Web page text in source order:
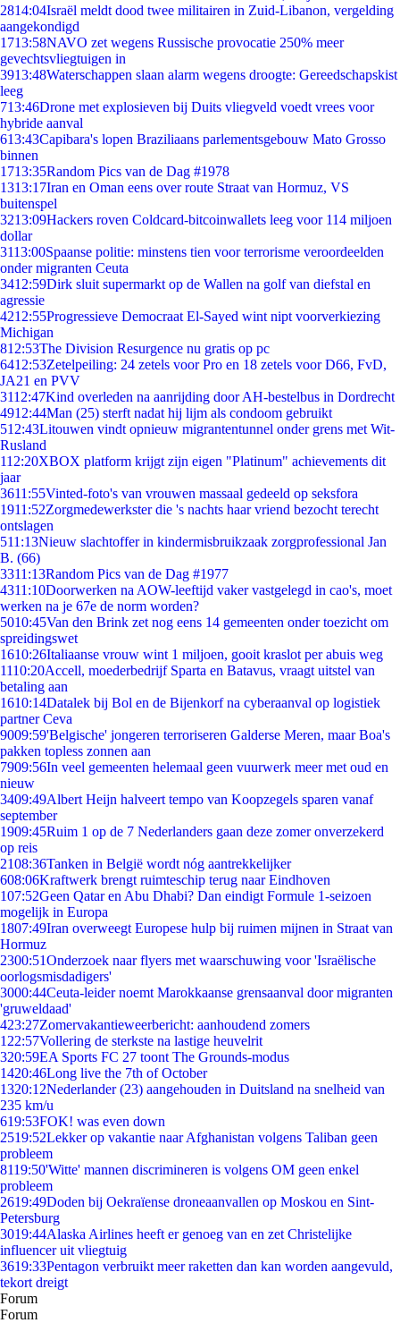
2814:04Israël meldt dood twee militairen in Zuid-Libanon, vergelding
aangekondigd
1713:58NAVO zet wegens Russische provocatie 250% meer
gevechtsvliegtuigen in
3913:48Waterschappen slaan alarm wegens droogte: Gereedschapskist
leeg
713:46Drone met explosieven bij Duits vliegveld voedt vrees voor
hybride aanval
613:43Capibara's lopen Braziliaans parlementsgebouw Mato Grosso
binnen
1713:35Random Pics van de Dag #1978
1313:17Iran en Oman eens over route Straat van Hormuz, VS
buitenspel
3213:09Hackers roven Coldcard-bitcoinwallets leeg voor 114 miljoen
dollar
3113:00Spaanse politie: minstens tien voor terrorisme veroordeelden
onder migranten Ceuta
3412:59Dirk sluit supermarkt op de Wallen na golf van diefstal en
agressie
4212:55Progressieve Democraat El-Sayed wint nipt voorverkiezing
Michigan
812:53The Division Resurgence nu gratis op pc
6412:53Zetelpeiling: 24 zetels voor Pro en 18 zetels voor D66, FvD,
JA21 en PVV
3112:47Kind overleden na aanrijding door AH-bestelbus in Dordrecht
4912:44Man (25) sterft nadat hij lijm als condoom gebruikt
512:43Litouwen vindt opnieuw migrantentunnel onder grens met Wit-
Rusland
112:20XBOX platform krijgt zijn eigen "Platinum" achievements dit
jaar
3611:55Vinted-foto's van vrouwen massaal gedeeld op seksfora
1911:52Zorgmedewerkster die 's nachts haar vriend bezocht terecht
ontslagen
511:13Nieuw slachtoffer in kindermisbruikzaak zorgprofessional Jan
B. (66)
3311:13Random Pics van de Dag #1977
4311:10Doorwerken na AOW-leeftijd vaker vastgelegd in cao's, moet
werken na je 67e de norm worden?
5010:45Van den Brink zet nog eens 14 gemeenten onder toezicht om
spreidingswet
1610:26Italiaanse vrouw wint 1 miljoen, gooit kraslot per abuis weg
1110:20Accell, moederbedrijf Sparta en Batavus, vraagt uitstel van
betaling aan
1610:14Datalek bij Bol en de Bijenkorf na cyberaanval op logistiek
partner Ceva
9009:59'Belgische' jongeren terroriseren Galderse Meren, maar Boa's
pakken topless zonnen aan
7909:56In veel gemeenten helemaal geen vuurwerk meer met oud en
nieuw
3409:49Albert Heijn halveert tempo van Koopzegels sparen vanaf
september
1909:45Ruim 1 op de 7 Nederlanders gaan deze zomer onverzekerd
op reis
2108:36Tanken in België wordt nóg aantrekkelijker
608:06Kraftwerk brengt ruimteschip terug naar Eindhoven
107:52Geen Qatar en Abu Dhabi? Dan eindigt Formule 1-seizoen
mogelijk in Europa
1807:49Iran overweegt Europese hulp bij ruimen mijnen in Straat van
Hormuz
2300:51Onderzoek naar flyers met waarschuwing voor 'Israëlische
oorlogsmisdadigers'
3000:44Ceuta-leider noemt Marokkaanse grensaanval door migranten
'gruweldaad'
423:27Zomervakantieweerbericht: aanhoudend zomers
1 22:57Vollering de sterkste na lastige heuvelrit
320:59EA Sports FC 27 toont The Grounds-modus
1420:46Long live the 7th of October
1320:12Nederlander (23) aangehouden in Duitsland na snelheid van
235 km/u
619:53FOK! was even down
2519:52Lekker op vakantie naar Afghanistan volgens Taliban geen
probleem
8119:50'Witte' mannen discrimineren is volgens OM geen enkel
probleem
2619:49Doden bij Oekraïense droneaanvallen op Moskou en Sint-
Petersburg
3019:44Alaska Airlines heeft er genoeg van en zet Christelijke
influencer uit vliegtuig
3619:33Pentagon verbruikt meer raketten dan kan worden aangevuld,
tekort dreigt
Forum
Forum